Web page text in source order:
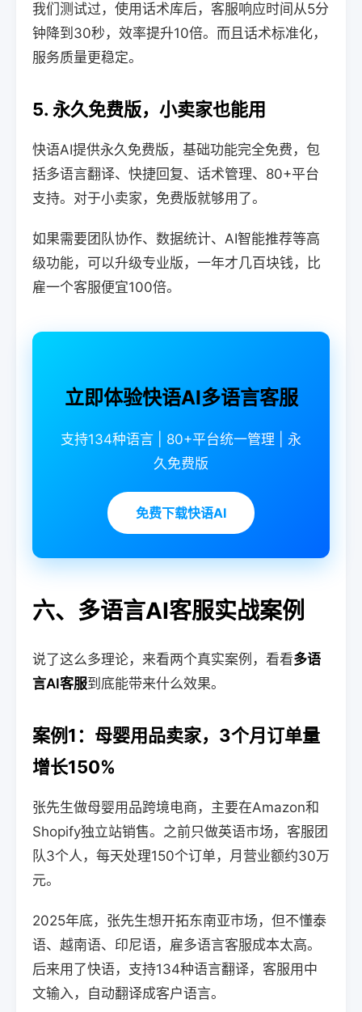
我们测试过，使用话术库后，客服响应时间从5分
钟降到30秒，效率提升10倍。而且话术标准化，
服务质量更稳定。
5. 永久免费版，小卖家也能用
快语AI提供永久免费版，基础功能完全免费，包
括多语言翻译、快捷回复、话术管理、80+平台
支持。对于小卖家，免费版就够用了。
如果需要团队协作、数据统计、AI智能推荐等高
级功能，可以升级专业版，一年才几百块钱，比
雇一个客服便宜100倍。
立即体验快语AI多语言客服
支持134种语言 | 80+平台统一管理 | 永
久免费版
免费下载快语AI
六、多语言AI客服实战案例
说了这么多理论，来看两个真实案例，看看多语
言AI客服到底能带来什么效果。
案例1：母婴用品卖家，3个月订单量
增长150%
张先生做母婴用品跨境电商，主要在Amazon和
Shopify独立站销售。之前只做英语市场，客服团
队3个人，每天处理150个订单，月营业额约30万
元。
2025年底，张先生想开拓东南亚市场，但不懂泰
语、越南语、印尼语，雇多语言客服成本太高。
后来用了快语，支持134种语言翻译，客服用中
文输入，自动翻译成客户语言。